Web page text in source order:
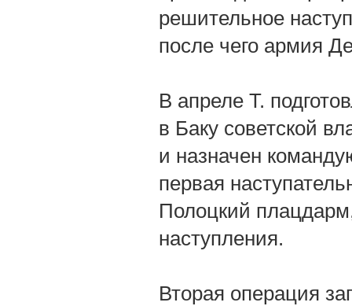
решительное
после чего армия
В апреле Т.
в Баку советской
и назначен
первая
Полоцкий
наступления.
Вторая операция